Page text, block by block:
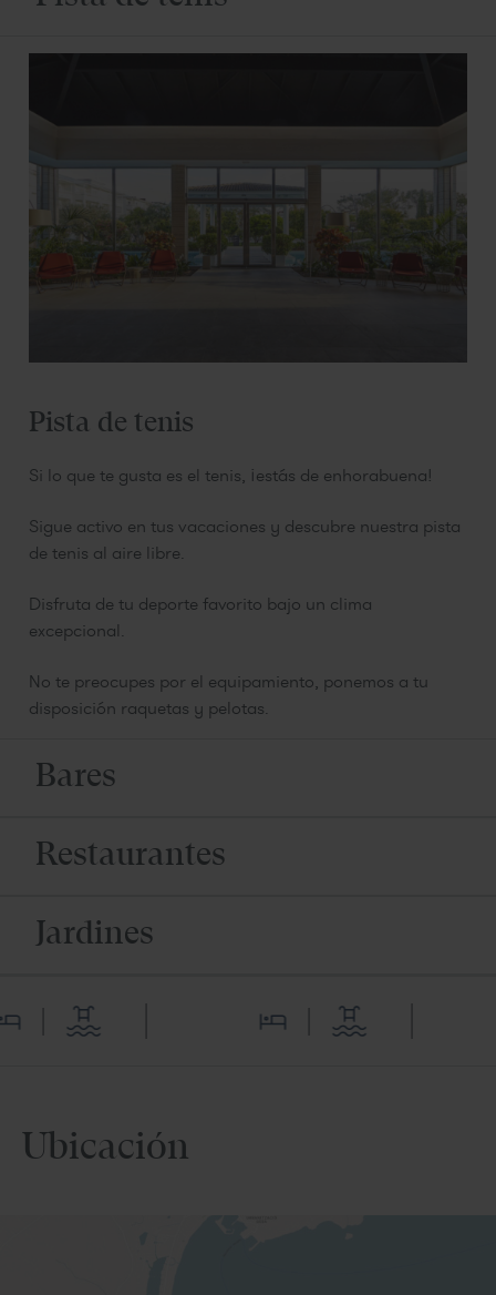
Pista de tenis
Si lo que te gusta es el tenis, ¡estás de enhorabuena!
Sigue activo en tus vacaciones y descubre nuestra pista
de tenis al aire libre.
Disfruta de tu deporte favorito bajo un clima
excepcional.
No te preocupes por el equipamiento, ponemos a tu
disposición raquetas y pelotas.
Bares
Restaurantes
Jardines
Ubicación